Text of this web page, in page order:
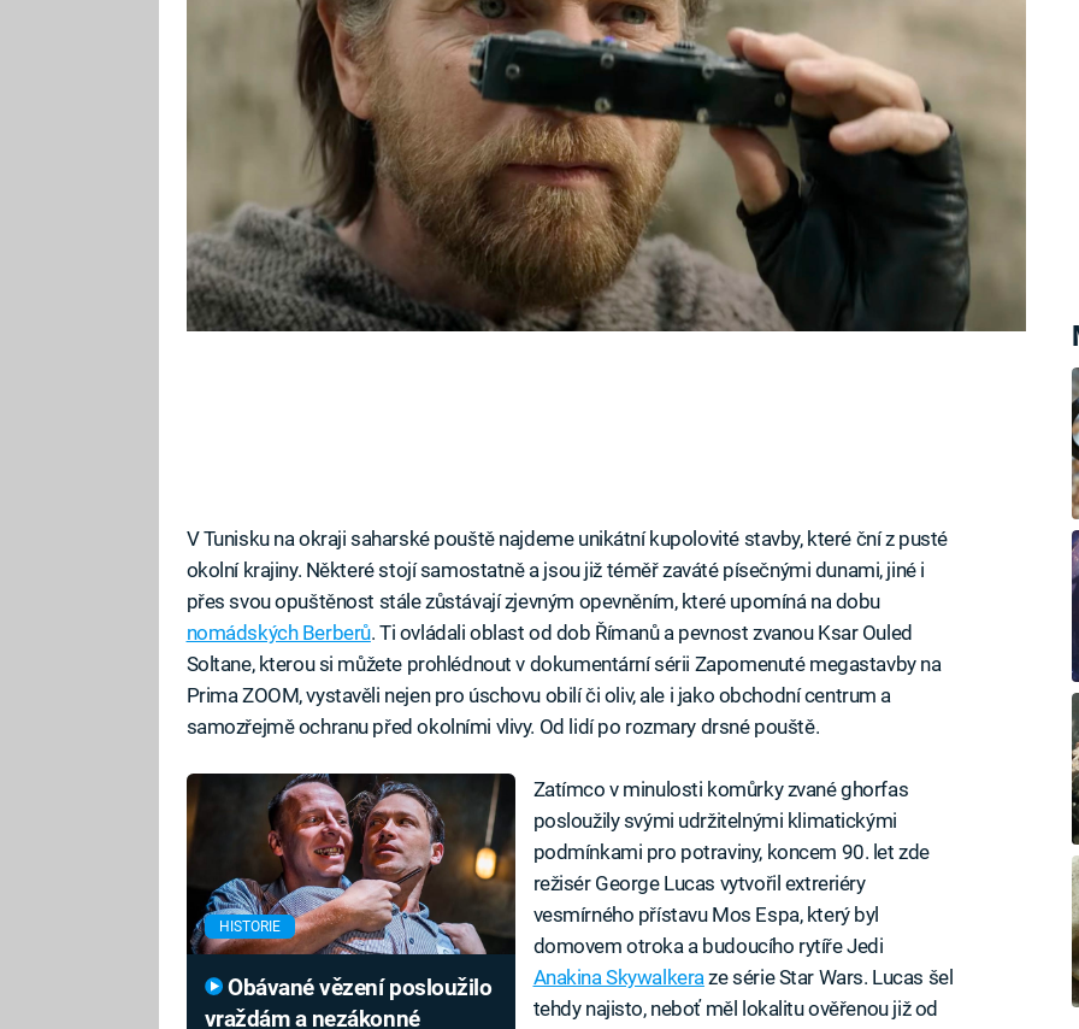
nejslavnější lokaci filmové ságy, která je oblíbenou turistickou atrakcí. A
bude jí do chvíle, než místo zavane písek.
V Tunisku na okraji saharské pouště najdeme unikátní kupolovité stavby, které ční z pusté
okolní krajiny. Některé stojí samostatně a jsou již téměř zaváté písečnými dunami, jiné i
přes svou opuštěnost stále zůstávají zjevným opevněním, které upomíná na dobu
nomádských Berberů. Ti ovládali oblast od dob Římanů a pevnost zvanou Ksar Ouled
Soltane, kterou si můžete prohlédnout v dokumentární sérii Zapomenuté megastavby na
Prima ZOOM, vystavěli nejen pro úschovu obilí či oliv, ale i jako obchodní centrum a
samozřejmě ochranu před okolními vlivy. Od lidí po rozmary drsné pouště.
HISTORIE
Obávané vězení posloužilo
vraždám a nezákonné
Zatímco v minulosti komůrky zvané ghorfas
posloužily svými udržitelnými klimatickými
podmínkami pro potraviny, koncem 90. let zde
režisér George Lucas vytvořil extreriéry
vesmírného přístavu Mos Espa, který byl
domovem otroka a budoucího rytíře Jedi
Anakina Skywalkera ze série Star Wars. Lucas šel
tehdy najisto, neboť měl lokalitu ověřenou již od